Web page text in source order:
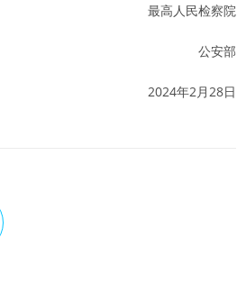
最高人民检察院
公安部
2024年2月28日